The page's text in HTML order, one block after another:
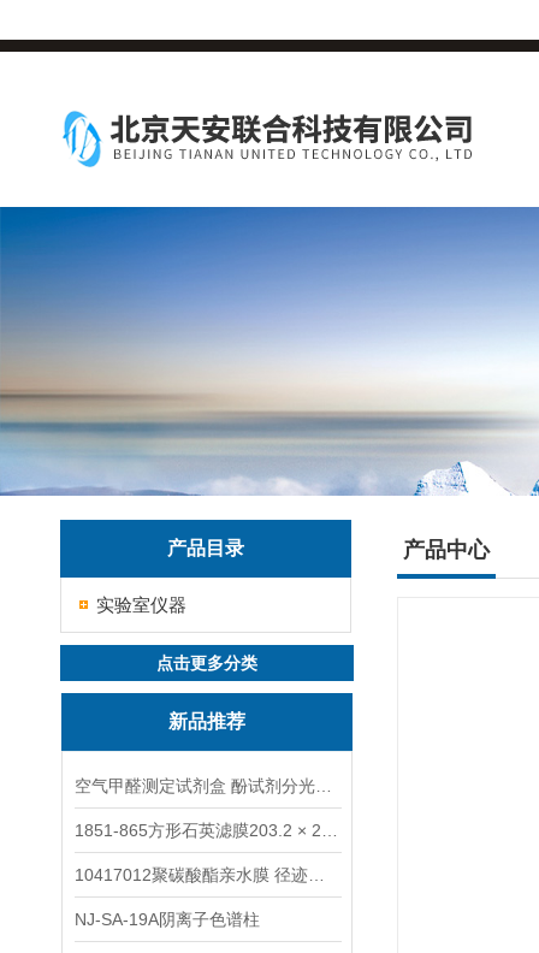
产品目录
实验室仪器
点击更多分类
新品推荐
NJ-SA-19A阴离子色谱柱
产品中心